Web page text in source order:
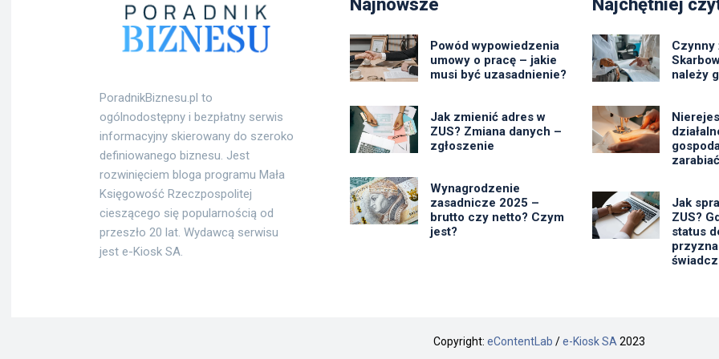
PoradnikBiznesu.pl to
ogólnodostępny i bezpłatny serwis
informacyjny skierowany do szeroko
definiowanego biznesu. Jest
rozwinięciem bloga programu Mała
Księgowość Rzeczpospolitej
cieszącego się popularnością od
przeszło 20 lat. Wydawcą serwisu
jest e-Kiosk SA.
Najnowsze
Powód wypowiedzenia
umowy o pracę – jakie
musi być uzasadnienie?
Jak zmienić adres w
ZUS? Zmiana danych –
zgłoszenie
Wynagrodzenie
zasadnicze 2025 –
brutto czy netto? Czym
jest?
Najchętniej
Czynny
należy
Jak
ZUS?
status
Copyright: eContentLab /e-Kiosk SA 2023